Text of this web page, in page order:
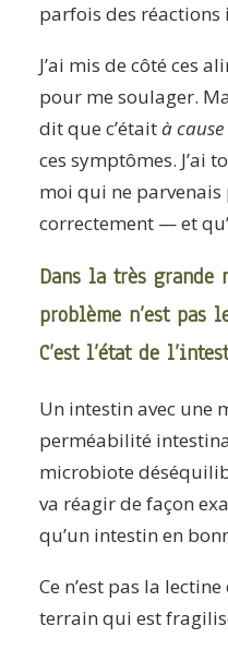
parfois des
J’ai mis de côté ces
pour me soulager.
dit que c’étaità cause
ces symptômes. J’ai
moi qui ne parvenais
correctement — et
Dans la très grande
problème n’est pas
C’est l’état de
Un intestin avec une
perméabilité
microbiote
va réagir de façon
qu’un intestin en
Ce n’est pas la
terrain qui est